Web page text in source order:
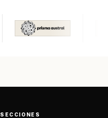
SECCIONES